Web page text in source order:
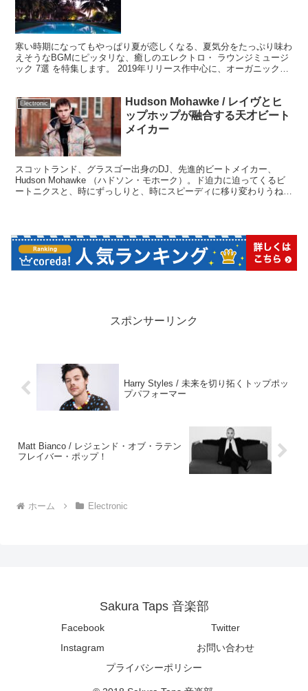
寒い時期になってもやっぱり夏が恋しくなる、夏気分をたっぷり味わ
えそうなBGMにピッタリな、癒しのエレクトロ・ ラウンジミュージ
ック 7選 を特集します。 2019年リリース作中心に、オーガニックな
Electronic
Hudson Mohawke / レイヴとヒ
ップホップが融合する天才ビート
メイカー
スコットランド、グラスゴー出身のDJ、先進的ビートメイカー、
Hudson Mohawke （ハドソン・モホーク）。ド迫力に迫ってくるビ
ートニクスと、時にずっしりと、時にスピーディに移り変わりうねり
スポンサーリンク
Harry Styles / 未来を切り拓くトップポッ
プパフォーマー
Matt Bianco / レジェンド・オブ・ラテン
フレイバー・ポップ！
ホーム Electronic
Sakura Taps 音楽部
Facebook
Twitter
Instagram
お問い合わせ
プライバシーポリシー